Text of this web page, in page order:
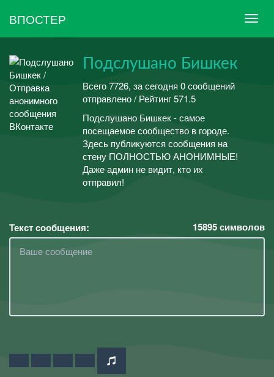
ВПОСТЕР
Подслушано Бишкек
Всего 7726, за сегодня 0 сообщений
отправлено / Рейтинг 571.5
Подслушано Бишкек - самое
посещаемое сообщество в городе.
Здесь публикуются сообщения на
стену ПОЛНОСТЬЮ АНОНИМНЫЕ!
Даже админ не видит, кто их
отправил!
Текст сообщения: 15895символов